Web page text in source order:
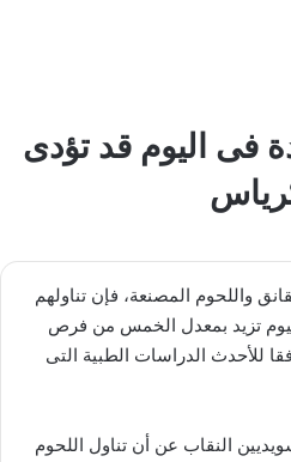
فى اليوم قد تؤدى
واللحوم المصنعة، فإن تناولهم
تزيد بمعدل الخمس من فرص
للأحدث الدراسات الطبية التى
النقاب عن أن تناول اللحوم